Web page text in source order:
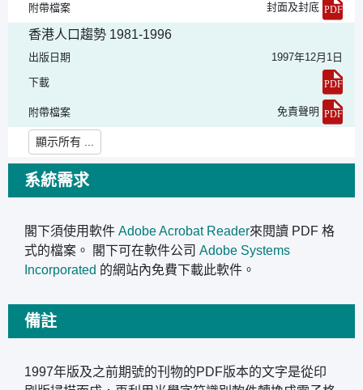
附帶檔案 封面及封底
香港人口趨勢 1981-1996
出版日期 1997年12月1日
下載
附帶檔案 免責聲明
顯示所有 ...
系統需求
閣下須使用軟件 Adobe Acrobat Reader來閱讀 PDF 格
式的檔案。 閣下可在軟件公司 Adobe Systems
Incorporated 的網站內免費下載此軟件。
備註
1997年版及之前期號的刊物的PDF版本的文字是從印